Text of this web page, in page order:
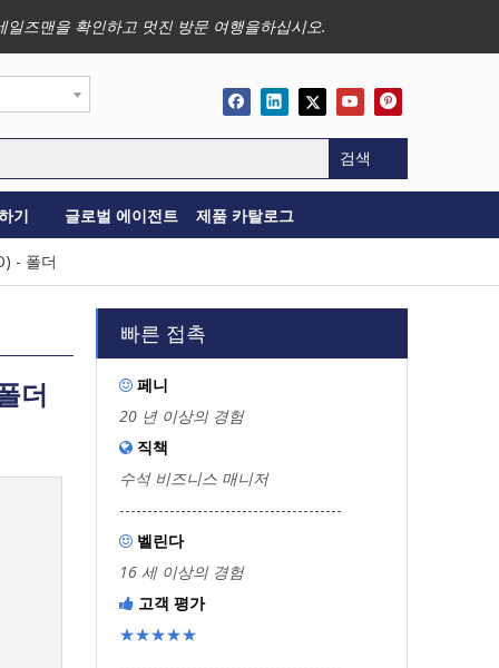
즈맨을 확인하고 멋진 방문 여행을하십시오.
검색
기 글로벌 에이전트 제품 카탈로그
- 폴더
더
빠른 접촉
 페니
20 년 이상의 경험
 직책
수석 비즈니스 매니저
----------------------------------------
 벨린다
16 세 이상의 경험
 고객 평가
★★★★★